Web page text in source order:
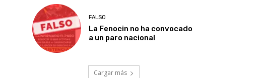
FALSO
La Fenocin no ha convocado
a un paro nacional
Cargar más